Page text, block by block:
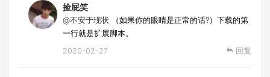
捡屁笑
@不安于现状 （如果你的眼睛是正常的话?）下载的第
一行就是扩展脚本。
2020-02-27 回复